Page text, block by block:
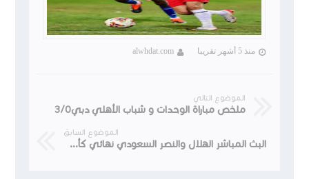
منذ 5 أشهر تقريبا alwhdat.com
الموضوع التالي
ملخص مباراة الوحدات و شباب الأهلي دبي3/0
الموضوع السابق
البث المباشر الهلال والنصر السعودي نهائي كأس الملك سلمان للأندية